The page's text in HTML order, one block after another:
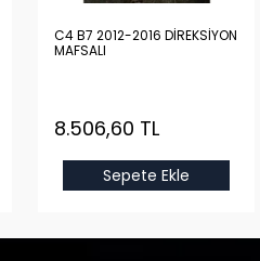
C4 B7 2012-2016 DİREKSİYON
MAFSALI
8.506,60 TL
Sepete Ekle